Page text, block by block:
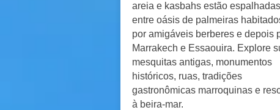
areia e kasbahs estão espalhadas
entre oásis de palmeiras
por amigáveis berberes e depois
Marrakech e Essaouira. Explore
mesquitas antigas, monumentos
históricos, ruas, tradições
gastronômicas marroquinas e
à beira-mar.